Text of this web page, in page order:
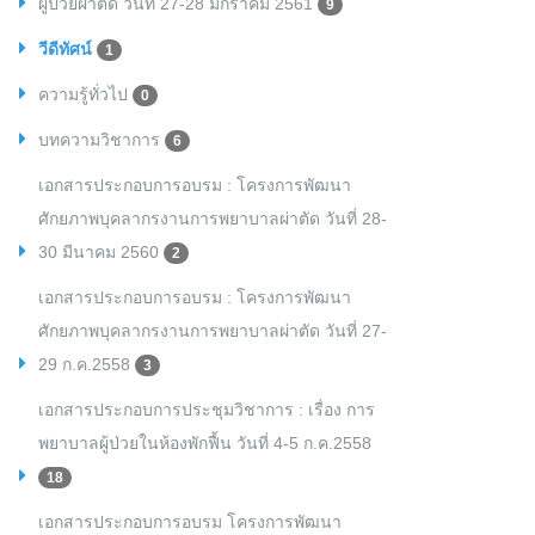
ผู้ป่วยผ่าตัด วันที่ 27-28 มกราคม 2561
9
วีดีทัศน์ 1
ความรู้ทั่วไป 0
บทความวิชาการ 6
เอกสารประกอบการอบรม : โครงการพัฒนา
ศักยภาพบุคลากรงานการพยาบาลผ่าตัด วันที่ 28-
30 มีนาคม 2560
2
เอกสารประกอบการอบรม : โครงการพัฒนา
ศักยภาพบุคลากรงานการพยาบาลผ่าตัด วันที่ 27-
29 ก.ค.2558
3
เอกสารประกอบการประชุมวิชาการ : เรื่อง การ
พยาบาลผู้ป่วยในห้องพักฟื้น วันที่ 4-5 ก.ค.2558
18
เอกสารประกอบการอบรม โครงการพัฒนา